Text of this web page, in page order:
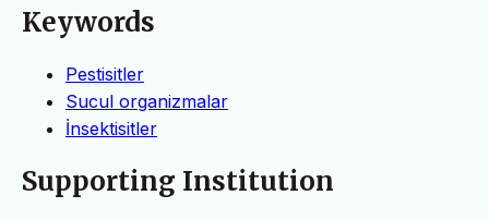
Keywords
Pestisitler
Sucul organizmalar
İnsektisitler
Supporting Institution